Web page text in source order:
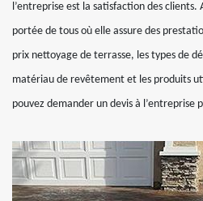
l’entreprise est la satisfaction des clients.
portée de tous où elle assure des
prix nettoyage de terrasse, les types de
matériau de revêtement et les produits
pouvez demander un devis à l’entreprise